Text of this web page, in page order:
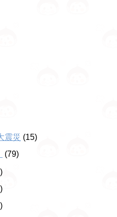
震災 (15)
(79)